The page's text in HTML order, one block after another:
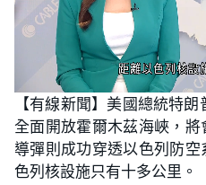
U
n
m
t
e
o
a
d
e
d
:
2
5
.
【有線新聞】美國總統特
全面開放霍爾木茲海峽，
導彈則成功穿透以色列防
色列核設施只有十多公里。